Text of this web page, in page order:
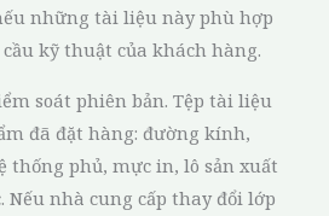
những tài liệu này phù hợp
kỹ thuật của khách hàng.
soát phiên bản. Tệp tài liệu
đã đặt hàng: đường kính,
thống phủ, mực in, lô sản xuất
Nếu nhà cung cấp thay đổi lớp